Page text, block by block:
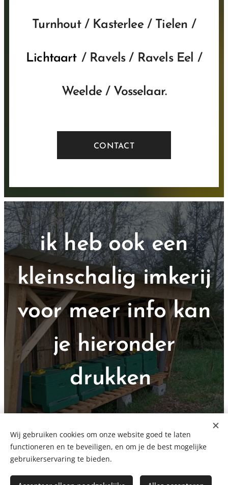
Turnhout / Kasterlee / Tielen /
Lichtaart / Ravels / Ravels Eel /
Weelde / Vosselaar.
CONTACT
ik heb ook een
kleinschalig imkerij
voor meer info kan
je hieronder
drukken
IMKERIJ
Wij gebruiken cookies om onze website goed te laten
functioneren en te beveiligen, en om je de best mogelijke
gebruikerservaring te bieden.